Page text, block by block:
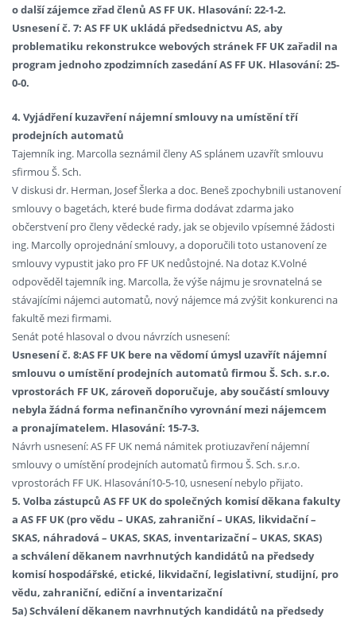
o další zájemce zřad členů AS FF UK. Hlasování: 22-1-2.
Usnesení č. 7: AS FF UK ukládá předsednictvu AS, aby
problematiku rekonstrukce webových stránek FF UK zařadil na
program jednoho zpodzimních zasedání AS FF UK. Hlasování: 25-
0-0.
4. Vyjádření kuzavření nájemní smlouvy na umístění tří
prodejních automatů
Tajemník ing. Marcolla seznámil členy AS splánem uzavřít smlouvu
sfirmou Š. Sch.
V diskusi dr. Herman, Josef Šlerka a doc. Beneš zpochybnili ustanovení
smlouvy o bagetách, které bude firma dodávat zdarma jako
občerstvení pro členy vědecké rady, jak se objevilo vpísemné žádosti
ing. Marcolly oprojednání smlouvy, a doporučili toto ustanovení ze
smlouvy vypustit jako pro FF UK nedůstojné. Na dotaz K.Volné
odpověděl tajemník ing. Marcolla, že výše nájmu je srovnatelná se
stávajícími nájemci automatů, nový nájemce má zvýšit konkurenci na
fakultě mezi firmami.
Senát poté hlasoval o dvou návrzích usnesení:
Usnesení č. 8:AS FF UK bere na vědomí úmysl uzavřít nájemní
smlouvu o umístění prodejních automatů firmou Š. Sch. s.r.o.
vprostorách FF UK, zároveň doporučuje, aby součástí smlouvy
nebyla žádná forma nefinančního vyrovnání mezi nájemcem
a pronajímatelem. Hlasování: 15-7-3.
Návrh usnesení: AS FF UK nemá námitek protiuzavření nájemní
smlouvy o umístění prodejních automatů firmou Š. Sch. s.r.o.
vprostorách FF UK. Hlasování10-5-10, usnesení nebylo přijato.
5. Volba zástupců AS FF UK do společných komisí děkana fakulty
a AS FF UK (pro vědu – UKAS, zahraniční – UKAS, likvidační –
SKAS, náhradová – UKAS, SKAS, inventarizační – UKAS, SKAS)
a schválení děkanem navrhnutých kandidátů na předsedy
komisí hospodářské, etické, likvidační, legislativní, studijní, pro
vědu, zahraniční, ediční a inventarizační
5a) Schválení děkanem navrhnutých kandidátů na předsedy